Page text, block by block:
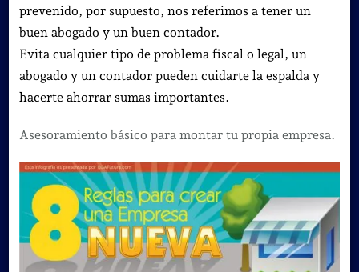
prevenido, por supuesto, nos referimos a tener un
buen abogado y un buen contador.
Evita cualquier tipo de problema fiscal o legal, un
abogado y un contador pueden cuidarte la espalda y
hacerte ahorrar sumas importantes.
Asesoramiento básico para montar tu propia empresa.